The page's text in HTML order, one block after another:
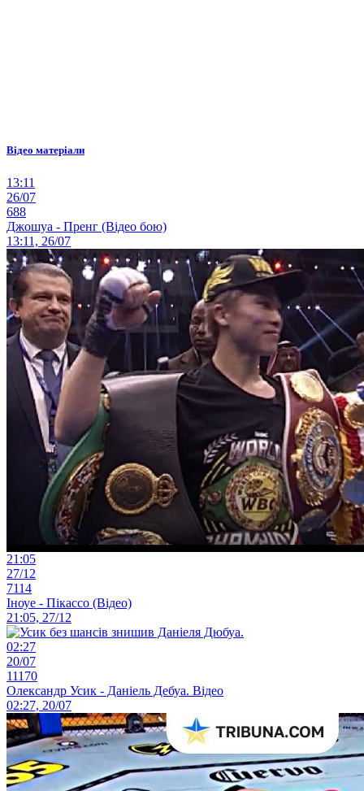
Відео матеріали
13:11
26/07
688
Джошуа - Пренг (Відео бою)
13:11, 26/07
21:05
27/12
7114
Іноуе - Пікассо (Відео)
21:05, 27/12
02:27
20/07
11170
Олександр Усик - Даніель Дебуа. Відео
02:27, 20/07